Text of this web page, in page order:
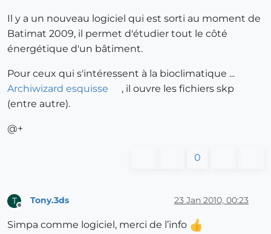
Il y a un nouveau logiciel qui est sorti au moment de
Batimat 2009, il permet d'étudier tout le côté
énergétique d'un bâtiment.
Pour ceux qui s'intéressent à la bioclimatique ...
Archiwizard esquisse
, il ouvre les fichiers skp
(entre autre).
@+
0
T Tony.3ds 23 Jan 2010, 00:23
Simpa comme logiciel, merci de l’info